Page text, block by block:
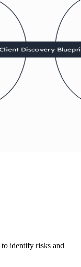
to identify risks and